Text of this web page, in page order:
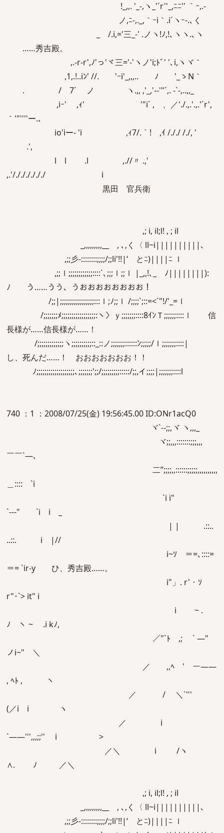
!_,,. '_‐,ヽ_'´r''_,ﾆﾆ'' ｀ｰ,.-
ノ,ﾆ-,._,｀ｰi｀.i´ヽｰ-.､く
_ /.i,='三_-' .ノヽ!ﾉ,!､ヽヽ.､ヽ
……秀吉殿。
,.-r‐r',ﾉ'っ'ヾ三='‐'ヽノ'i;ﾄﾞ' '､i,ヽヾ｀
,1,.!..iﾝ' //. 'ｰi'_,,,.. ﾉ '_ゝN｀
. / 7´ ノ ヽ.,, ,'_,'-‐'"´,. ‐`-,..,,_
,iｰ' ,ｨ' '"i´ ,ゝ、／'./.,.'.,.'´r',
｀'"''''ー.､
io'iー‐ 'i ,ｨ7/.｀! ,ｲ /././ /./, '
.',
l l .l ,.//〃 .,'
,.'/././././././ i
黒田 官兵衛
,; i, il;l! , ; il
_,,,,,,,,,__ , ､,く〈 ll~i||||||||||､
,;;彡-::::::::;;;;/;;li'!!|‘ とﾆ)||||ﾆ ｌ
,;;ｌ;;;;;;;;;;;;::::`､;;;ｌ;;ｌ |_,,!､_ ﾉ||||||||):
ﾉ う……うう、うおおおおおおおお！
/;;|;;;;;;;;;;;;;;;;;:::ｌ;ﾉ;;ｌ /;;;;`;::=<`"!/'_=ｌ
/;;;;;;;ﾒ;;;;;;;;;;;;;;;;;:ヽ〉ｙ;;;;;;;::::8ｲﾝＴ;;;;;;::::ｌ 信
長様が……信長様が……！
/;;;;;;;;;;;;;ヽ;;;;;;;;;;::_::ノ;;;;;;;::::::ﾝ;;;;;/ｌ;;;;;;;::::|
し、死んだ……！ おおおおおおお！！
ﾉ;;;;;;;;;;;;;;;;;;;､;;;;;;;';;/;;;;;;;;;:::::/;;,イ;;;;|;;;;;;;::::l
740 ：1 ：2008/07/25(金) 19:56:45.00 ID:ONr1acQ0
ヾ`‐-;;,ヾ ヽ,,,_
ヾ;;,,,:::::::;;;,,,
￣￣`―､
ゞ二”;;;;,,::::::;;;;;,,,,,,,,,,
＿:::: `i
`i i"
`‐-‐" `i i _
| | .::..
..::. i |//
i~ｿ ＝=､::::=
＝= `ir‐y ひ、秀吉殿……。
i"」. r' ･ ｿ
r"･`> it" i
ゝi ~ .
ﾉ ヽ ~ .i kﾉ,
／"`ﾄ ,; ` ―"
ノi~" ＼
／ ,,ﾍ ' ー――
, ﾍﾄ , ヽ
／ / ＼`'''
(／i i ヽ
／ i ゝ
`――''',,,;;'' i >
／＼ i /ヽ
∧. ﾉ ／＼
,; i, il;l! , ; il
_,,,,,,,,,__ , ､,く〈 ll~i||||||||||､
,;;彡-::::::::;;;;/;;li'!!|‘ とﾆ)||||ﾆ ｌ